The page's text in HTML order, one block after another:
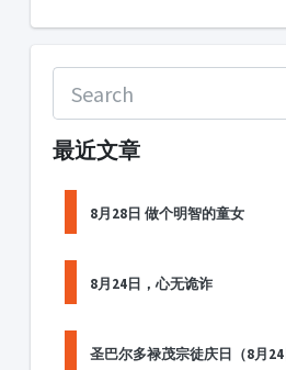
最近文章
8月28日 做个明智的童女
8月24日，心无诡诈
圣巴尔多禄茂宗徒庆日（8月24